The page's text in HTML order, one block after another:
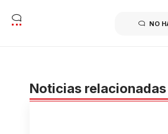
NO
Noticias relacionadas